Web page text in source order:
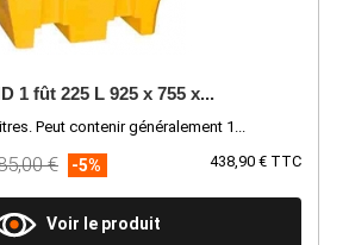
1 fût 225 L 925 x 755 x...
Peut contenir généralement 1...
438,90 € TTC
€ -5%
Voir le produit